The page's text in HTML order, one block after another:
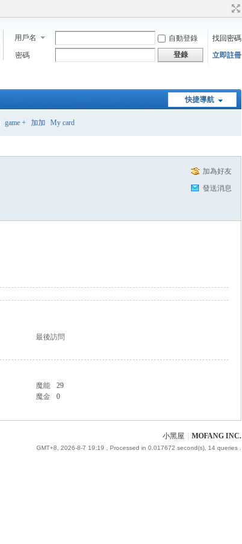
用戶名 自動登錄
找回密碼
密碼
登錄 立即註冊
快捷導航
game + 加加 My card
加為好友
發送消息
最後訪問
魔能
29
魔金 0
小黑屋 MOFANG INC.
GMT+8, 2026-8-7 19:19 , Processed in 0.017672 second(s), 14 queries .